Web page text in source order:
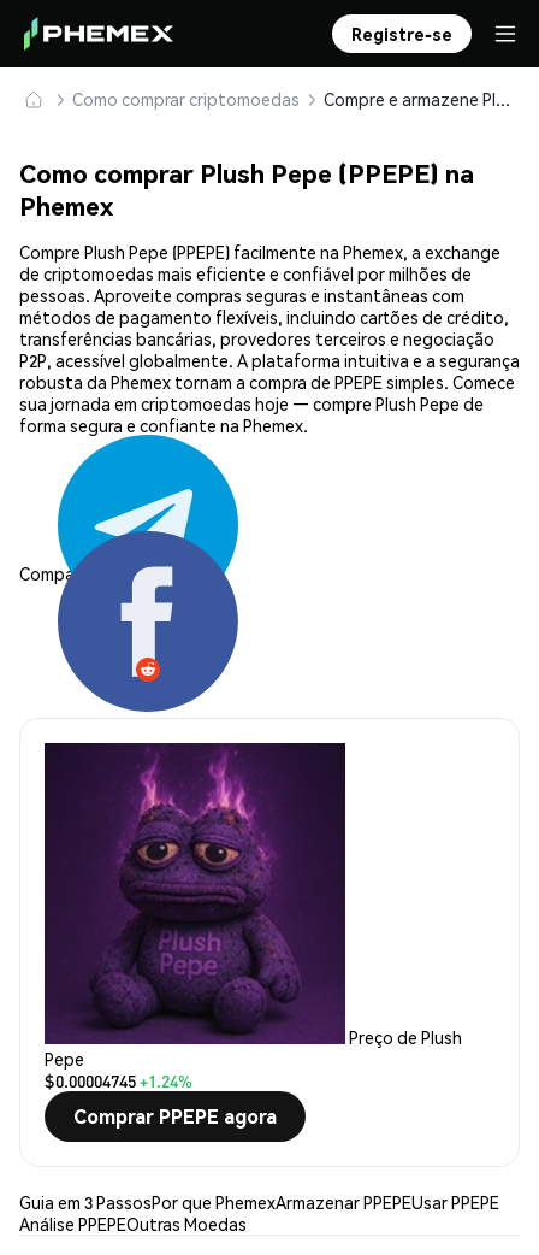
Registre-se
Como comprar criptomoedas Compre e armazene Plush Pepe (PPEPE) com segurança
Como comprar Plush Pepe (PPEPE) na
Phemex
Compre Plush Pepe (PPEPE) facilmente na Phemex, a exchange
de criptomoedas mais eficiente e confiável por milhões de
pessoas. Aproveite compras seguras e instantâneas com
métodos de pagamento flexíveis, incluindo cartões de crédito,
transferências bancárias, provedores terceiros e negociação
P2P, acessível globalmente. A plataforma intuitiva e a segurança
robusta da Phemex tornam a compra de PPEPE simples. Comece
sua jornada em criptomoedas hoje — compre Plush Pepe de
forma segura e confiante na Phemex.
Compartilhar:
Preço de Plush
Pepe
$0.00004745+1.24%
Comprar PPEPE agora
Guia em 3 PassosPor que PhemexArmazenar PPEPEUsar PPEPE
Análise PPEPEOutras Moedas